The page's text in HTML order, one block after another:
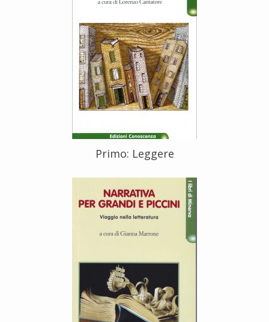
Primo: Leggere